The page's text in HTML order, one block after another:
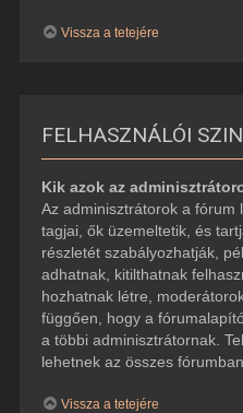
Vissza a tetejére
FELHASZNÁLÓI
Kik azok az
Az adminisztrátorok a fórum
tagjai, ők üzemeltetik, és
részletét szabályozhatják,
adhatnak, kitilthatnak
hozhatnak létre,
függően, hogy a
a többi adminisztrátornak.
lehetnek az összes fórumban.
Vissza a tetejére